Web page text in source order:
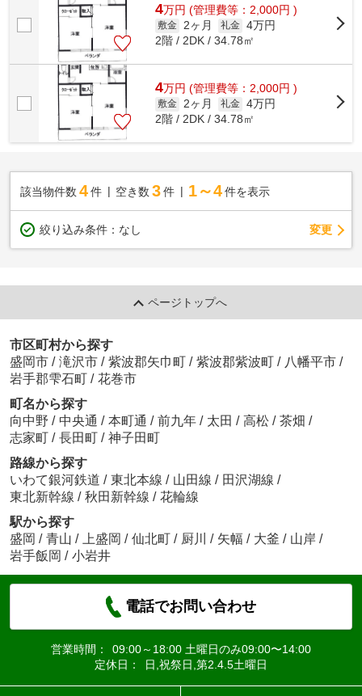
4万円 (管理費等：2,000円 )
敷金 2ヶ月 礼金 4万円
2階 / 2DK / 34.78㎡
4万円 (管理費等：2,000円 )
敷金 2ヶ月 礼金 4万円
2階 / 2DK / 34.78㎡
該当物件数 4件 空き数 3 件 1～4 件を表示
絞り込み条件： なし 変更
ページトップへ
市区町村から探す
盛岡市 / 滝沢市 / 紫波郡矢巾町 / 紫波郡紫波町 / 八幡平市 /
岩手郡雫石町 / 花巻市
町名から探す
向中野 / 中央通 / 本町通 / 前九年 / 太田 / 高松 / 茶畑 /
志家町 / 長田町 / 神子田町
路線から探す
いわて銀河鉄道 / 東北本線 / 山田線 / 田沢湖線 /
東北新幹線 / 秋田新幹線 / 花輪線
駅から探す
盛岡 / 青山 / 上盛岡 / 仙北町 / 厨川 / 矢幅 / 大釜 / 山岸 /
岩手飯岡 / 小岩井
電話でお問い合わせ
営業時間：
09:00～18:00 土曜日のみ09:00〜14:00
定休日：
日,祝祭日,第2.4.5土曜日